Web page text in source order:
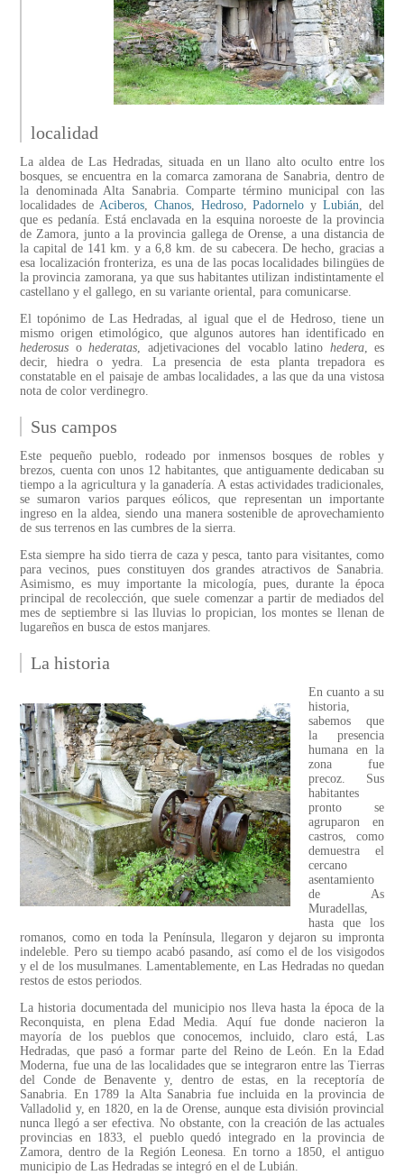
localidad
La aldea de Las Hedradas, situada en un llano alto oculto entre los
bosques, se encuentra en la comarca zamorana de Sanabria, dentro de
la denominada Alta Sanabria. Comparte término municipal con las
localidades de Aciberos, Chanos, Hedroso,Padornelo yLubián, del
que es pedanía. Está enclavada en la esquina noroeste de la provincia
de Zamora, junto a la provincia gallega de Orense, a una distancia de
la capital de 141 km. y a 6,8 km. de su cabecera. De hecho, gracias a
esa localización fronteriza, es una de las pocas localidades bilingües de
la provincia zamorana, ya que sus habitantes utilizan indistintamente el
castellano y el gallego, en su variante oriental, para comunicarse.
El topónimo de Las Hedradas, al igual que el de Hedroso, tiene un
mismo origen etimológico, que algunos autores han identificado en
hederosus o hederatas, adjetivaciones del vocablo latino hedera, es
decir, hiedra o yedra. La presencia de esta planta trepadora es
constatable en el paisaje de ambas localidades, a las que da una vistosa
nota de color verdinegro.
Sus campos
Este pequeño pueblo, rodeado por inmensos bosques de robles y
brezos, cuenta con unos 12 habitantes, que antiguamente dedicaban su
tiempo a la agricultura y la ganadería. A estas actividades tradicionales,
se sumaron varios parques eólicos, que representan un importante
ingreso en la aldea, siendo una manera sostenible de aprovechamiento
de sus terrenos en las cumbres de la sierra.
Esta siempre ha sido tierra de caza y pesca, tanto para visitantes, como
para vecinos, pues constituyen dos grandes atractivos de Sanabria.
Asimismo, es muy importante la micología, pues, durante la época
principal de recolección, que suele comenzar a partir de mediados del
mes de septiembre si las lluvias lo propician, los montes se llenan de
lugareños en busca de estos manjares.
La historia
En cuanto a su
historia,
sabemos que
la presencia
humana en la
zona fue
precoz. Sus
habitantes
pronto se
agruparon en
castros, como
demuestra el
cercano
asentamiento
de As
Muradellas,
hasta que los
romanos, como en toda la Península, llegaron y dejaron su impronta
indeleble. Pero su tiempo acabó pasando, así como el de los visigodos
y el de los musulmanes. Lamentablemente, en Las Hedradas no quedan
restos de estos periodos.
La historia documentada del municipio nos lleva hasta la época de la
Reconquista, en plena Edad Media. Aquí fue donde nacieron la
mayoría de los pueblos que conocemos, incluido, claro está, Las
Hedradas, que pasó a formar parte del Reino de León. En la Edad
Moderna, fue una de las localidades que se integraron entre las Tierras
del Conde de Benavente y, dentro de estas, en la receptoría de
Sanabria. En 1789 la Alta Sanabria fue incluida en la provincia de
Valladolid y, en 1820, en la de Orense, aunque esta división provincial
nunca llegó a ser efectiva. No obstante, con la creación de las actuales
provincias en 1833, el pueblo quedó integrado en la provincia de
Zamora, dentro de la Región Leonesa. En torno a 1850, el antiguo
municipio de Las Hedradas se integró en el de Lubián.